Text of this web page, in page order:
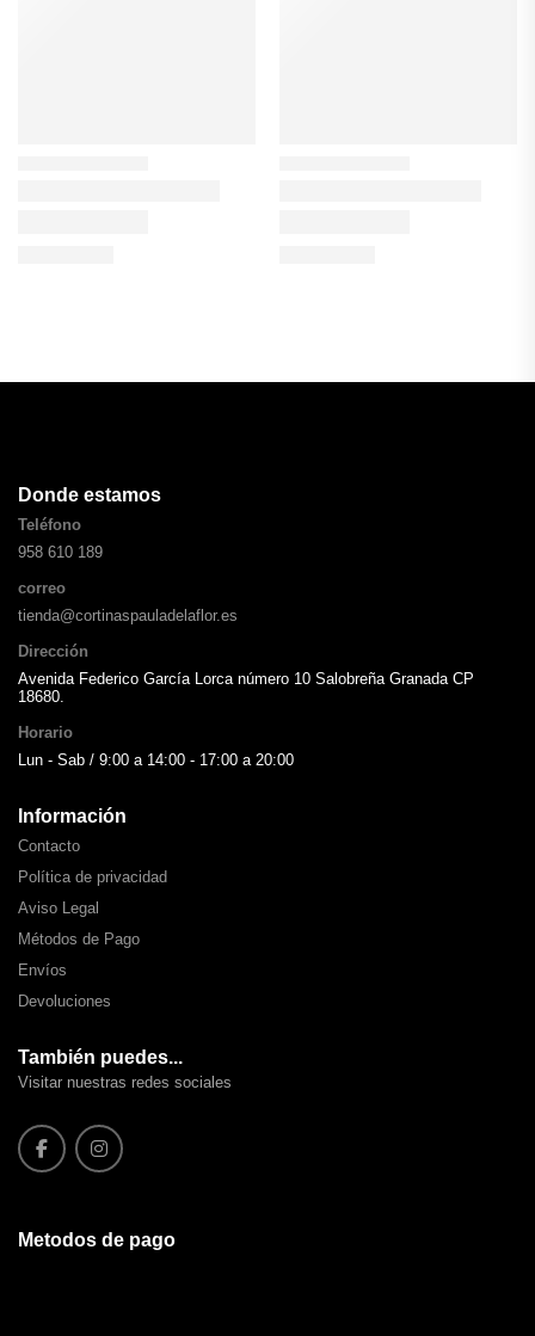
Donde estamos
Teléfono
958 610 189
correo
tienda@cortinaspauladelaflor.es
Dirección
Avenida Federico García Lorca número 10 Salobreña Granada CP
18680.
Horario
Lun - Sab / 9:00 a 14:00 - 17:00 a 20:00
Información
Contacto
Política de privacidad
Aviso Legal
Métodos de Pago
Envíos
Devoluciones
También puedes...
Visitar nuestras redes sociales
Metodos de pago